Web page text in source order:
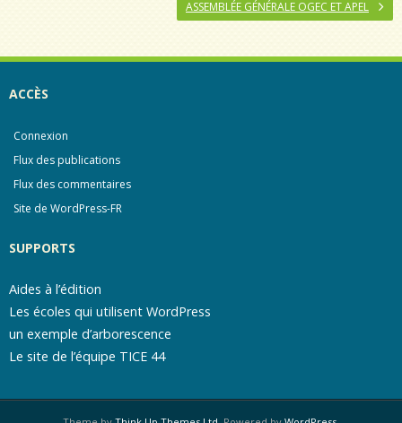
ASSEMBLÉE GÉNÉRALE OGEC ET APEL
ACCÈS
Connexion
Flux des publications
Flux des commentaires
Site de WordPress-FR
SUPPORTS
Aides à l’édition
Les écoles qui utilisent WordPress
un exemple d’arborescence
Le site de l’équipe TICE 44